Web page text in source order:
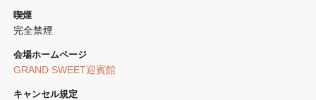
喫煙
完全禁煙
会場ホームページ
GRAND SWEET迎賓館
キャンセル規定